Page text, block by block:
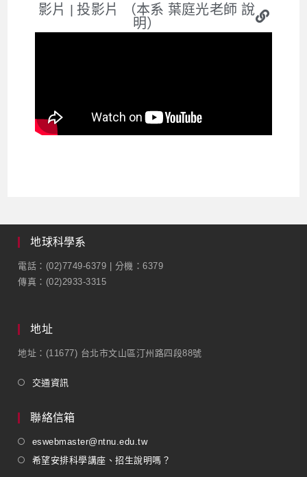
影片 | 投影片 （本系 葉庭光老師 說
明）
地球科學系
電話：(02)7749-6379 | 分機：6379
傳真：(02)2933-3315
地址
地址：(11677) 台北市文山區汀州路四段88號
交通資訊
聯絡信箱
eswebmaster@ntnu.edu.tw
希望安排科學講座、招生說明嗎？